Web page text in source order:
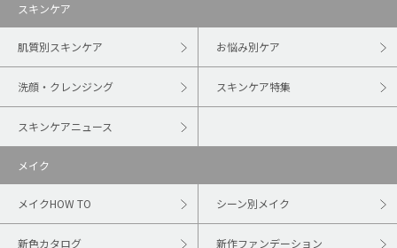
スキンケア
肌質別スキンケア お悩み別ケア
洗顔・クレンジング スキンケア特集
スキンケアニュース
メイク
メイクHOW TO シーン別メイク
新色カタログ 新作ファンデーション